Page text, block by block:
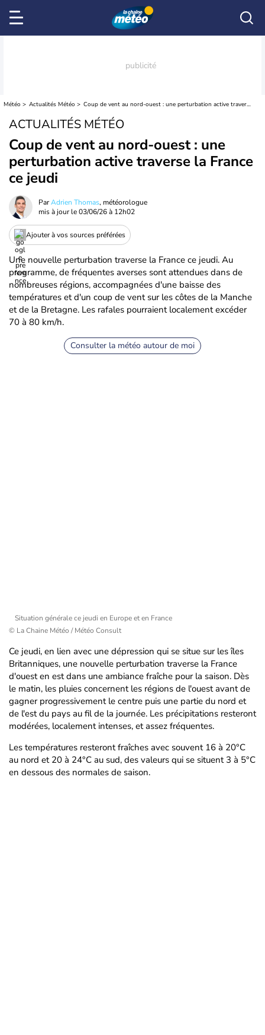
Météo Actualités Météo Coup de vent au nord-ouest : une perturbation active traverse la France ce jeudi
ACTUALITÉS MÉTÉO
Coup de vent au nord-ouest : une
perturbation active traverse la France
ce jeudi
ParAdrien Thomas, météorologue
mis à jour le03/06/26 à 12h02
Ajouter à vos sources préférées
Une nouvelle perturbation traverse la France ce jeudi. Au
programme, de fréquentes averses sont attendues dans de
nombreuses régions, accompagnées d'une baisse des
températures et d'un coup de vent sur les côtes de la Manche
et de la Bretagne. Les rafales pourraient localement excéder
70 à 80 km/h.
Consulter la météo autour de moi
Situation générale ce jeudi en Europe et en France
© La Chaine Météo / Météo Consult
Ce jeudi, en lien avec une dépression qui se situe sur les îles
Britanniques, une nouvelle perturbation traverse la France
d'ouest en est dans une ambiance fraîche pour la saison. Dès
le matin, les pluies concernent les régions de l'ouest avant de
gagner progressivement le centre puis une partie du nord et
de l'est du pays au fil de la journée. Les précipitations resteront
modérées, localement intenses, et assez fréquentes.
Les températures resteront fraîches avec souvent 16 à 20°C
au nord et 20 à 24°C au sud, des valeurs qui se situent 3 à 5°C
en dessous des normales de saison.